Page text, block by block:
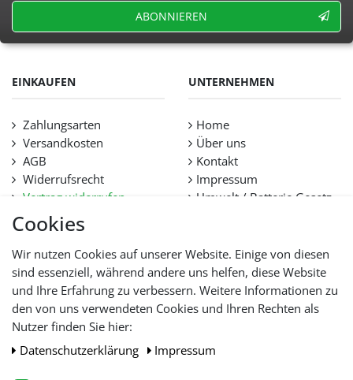
Cookies
Wir nutzen Cookies auf unserer Website. Einige von diesen
sind essenziell, während andere uns helfen, diese Website
und Ihre Erfahrung zu verbessern. Weitere Informationen zu
den von uns verwendeten Cookies und Ihren Rechten als
Nutzer finden Sie hier:
Daten­schutz­erklärung
Impressum
ABONNIEREN
EINKAUFEN
Zahlungsarten
Versandkosten
AGB
Widerrufsrecht
Vertrag widerrufen
Datenschutz
Hilfe
Lieferfristen und
Lieferbeschränkung
UNTERNEHMEN
Home
Über uns
Kontakt
Impressum
Umwelt / Batterie Gesetz
WIR AKZEPTIEREN